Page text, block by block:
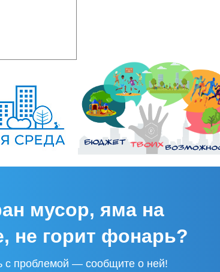
мусор, яма на
не горит фонарь?
с проблемой — сообщите о ней!